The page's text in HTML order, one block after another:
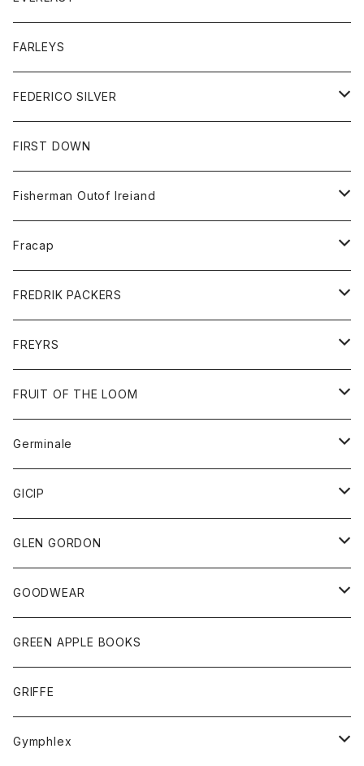
シャツ
セーター
ボトム
ショートパンツ
パンツ
レディース
コート
ジャケット
Tシャツ
ボトム
トップス
ジャケット
スエットシャツ
ボトム
スエットパンツ
グッズ
帽子
FARLEYS
FEDERICO SILVER
アクセサリー
FIRST DOWN
Fisherman Outof Ireiand
ニット
Fracap
グッズ
靴
FREDRIK PACKERS
アクセサリー
バッグ
FREYRS
サングラス
FRUIT OF THE LOOM
アウター
パーカー
グッズ
ネクタイ
チーフ
トップス
シャツ
タンクトップ
ボトム
ショートパンツ
スカート
レディース
スカート
Tシャツ
Germinale
靴
サンダル
GICIP
トップス
Tシャツ
GLEN GORDON
グッズ
手袋
GOODWEAR
トップス
Tシャツ
GREEN APPLE BOOKS
GRIFFE
Gymphlex